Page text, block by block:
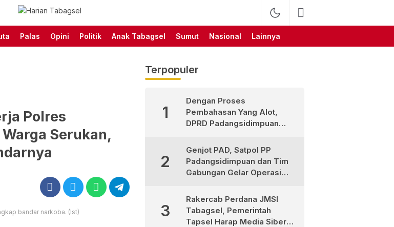
Harian Tabagsel
Harian Tabagsel Official
Website
Palas Opini Politik Anak Tabagsel Sumut Nasional Lainnya
Polres
Serukan,
bandar narkoba. (Ist)
Terpopuler
1
Dengan Proses
Pembahasan Yang Alot,
DPRD Padangsidimpuan
Pertanggungjawaban APBD
2025
2
Genjot PAD, Satpol PP
Padangsidimpuan dan Tim
Gabungan Gelar Operasi
3
Rakercab Perdana JMSI
Tabagsel, Pemerintah
Tapsel Harap Media Siber